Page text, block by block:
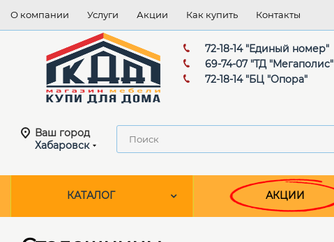
О компании Услуги Акции Как купить Контакты
72-18-14 "Единый номер"
69-74-07 "ТД "Мегаполис"
72-18-14 "БЦ "Опора"
Ваш город
Хабаровск
КАТАЛОГ АКЦИИ